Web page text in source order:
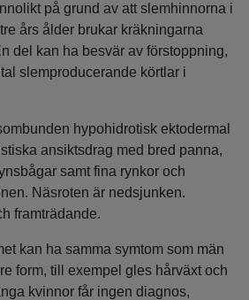
på grund av att slemhinnorna i
års ålder brukar kräkningarna
del kan ha besvär av förstoppning,
slemproducerande körtlar i
hypohidrotisk ektodermal
ansiktsdrag med bred panna,
samt fina rynkor och
Näsroten är nedsjunken.
framträdande.
kan ha samma symtom som män
form, till exempel gles hårväxt och
kvinnor får ingen diagnos,